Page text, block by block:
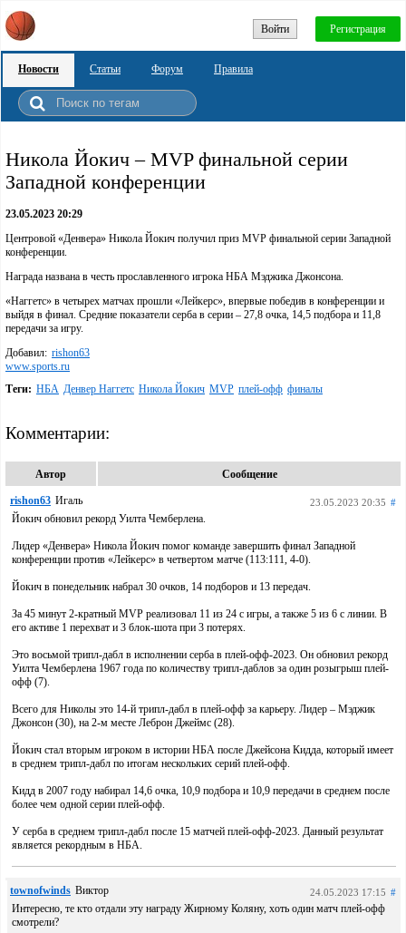
Войти Регистрация
Новости Статьи Форум Правила
Никола Йокич – MVP финальной серии
Западной конференции
23.05.2023 20:29
Центровой «Денвера» Никола Йокич получил приз MVP финальной серии Западной
конференции.
Награда названа в честь прославленного игрока НБА Мэджика Джонсона.
«Наггетс» в четырех матчах прошли «Лейкерс», впервые победив в конференции и
выйдя в финал. Средние показатели серба в серии – 27,8 очка, 14,5 подбора и 11,8
передачи за игру.
Добавил: rishon63
www.sports.ru
Теги: НБА Денвер Наггетс Никола Йокич MVP плей-офф финалы
Комментарии:
Автор Сообщение
rishon63 Игаль 23.05.2023 20:35 #
Йокич обновил рекорд Уилта Чемберлена.
Лидер «Денвера» Никола Йокич помог команде завершить финал Западной
конференции против «Лейкерс» в четвертом матче (113:111, 4-0).
Йокич в понедельник набрал 30 очков, 14 подборов и 13 передач.
За 45 минут 2-кратный MVP реализовал 11 из 24 с игры, а также 5 из 6 с линии. В
его активе 1 перехват и 3 блок-шота при 3 потерях.
Это восьмой трипл-дабл в исполнении серба в плей-офф-2023. Он обновил рекорд
Уилта Чемберлена 1967 года по количеству трипл-даблов за один розыгрыш плей-
офф (7).
Всего для Николы это 14-й трипл-дабл в плей-офф за карьеру. Лидер – Мэджик
Джонсон (30), на 2-м месте Леброн Джеймс (28).
Йокич стал вторым игроком в истории НБА после Джейсона Кидда, который имеет
в среднем трипл-дабл по итогам нескольких серий плей-офф.
Кидд в 2007 году набирал 14,6 очка, 10,9 подбора и 10,9 передачи в среднем после
более чем одной серии плей-офф.
У серба в среднем трипл-дабл после 15 матчей плей-офф-2023. Данный результат
является рекордным в НБА.
townofwinds Виктор 24.05.2023 17:15 #
Интересно, те кто отдали эту награду Жирному Коляну, хоть один матч плей-офф
смотрели?